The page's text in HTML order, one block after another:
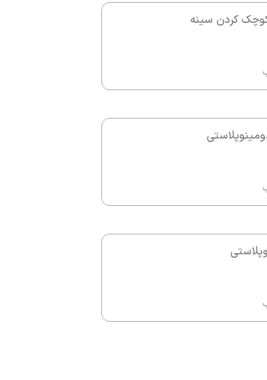
کردن سینه